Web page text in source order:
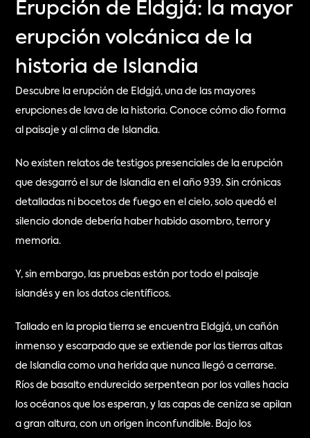
Erupción de Eldgjá: la mayor
erupción volcánica de la
historia de Islandia
Descubre la erupción de Eldgjá, una de las mayores
erupciones de lava de la historia. Conoce cómo dio forma
al paisaje y al clima de Islandia.
No existen relatos de testigos presenciales de la erupción
que desgarró el sur de Islandia en el año 939. Sin crónicas
detalladas ni bocetos de fuego en el cielo, solo quedó el
silencio donde debería haber habido asombro, terror y
memoria.
Y, sin embargo, las pruebas están por todo el paisaje
islandés y en los datos científicos.
Tallado en la propia tierra se encuentra Eldgjá, un cañón
inmenso y escarpado que se extiende por las tierras altas
de Islandia como una herida que nunca llegó a cerrarse.
Ríos de basalto endurecido serpentean por los valles hacia
los océanos que los esperan, y las capas de ceniza se apilan
a gran altura, con un origen inconfundible. Bajo los